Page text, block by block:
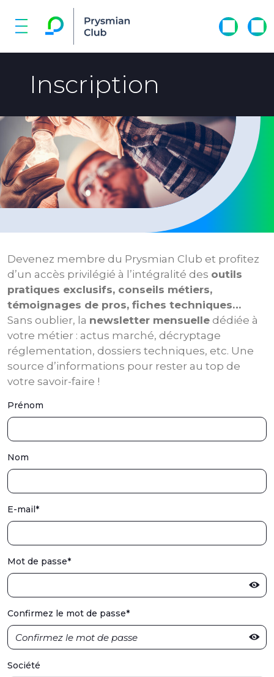
Inscription
Devenez membre du Prysmian Club et profitez
d’un accès privilégié à l’intégralité des outils
pratiques exclusifs, conseils métiers,
témoignages de pros, fiches techniques…
Sans oublier, la newsletter mensuelle dédiée à
votre métier : actus marché, décryptage
réglementation, dossiers techniques, etc. Une
source d’informations pour rester au top de
votre savoir-faire !
Prénom
Nom
E-mail*
Mot de passe*
Confirmez le mot de passe*
Société